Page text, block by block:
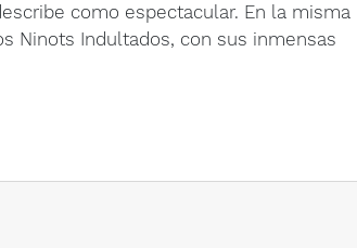
como espectacular. En la misma
Ninots Indultados, con sus inmensas